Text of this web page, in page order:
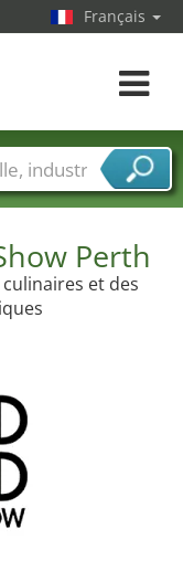
Perth
et des
Français
Toggle
de foire